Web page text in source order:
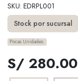
SKU: EDRPL001
Stock por sucursal
Pocas Unidades.
S/ 280.00